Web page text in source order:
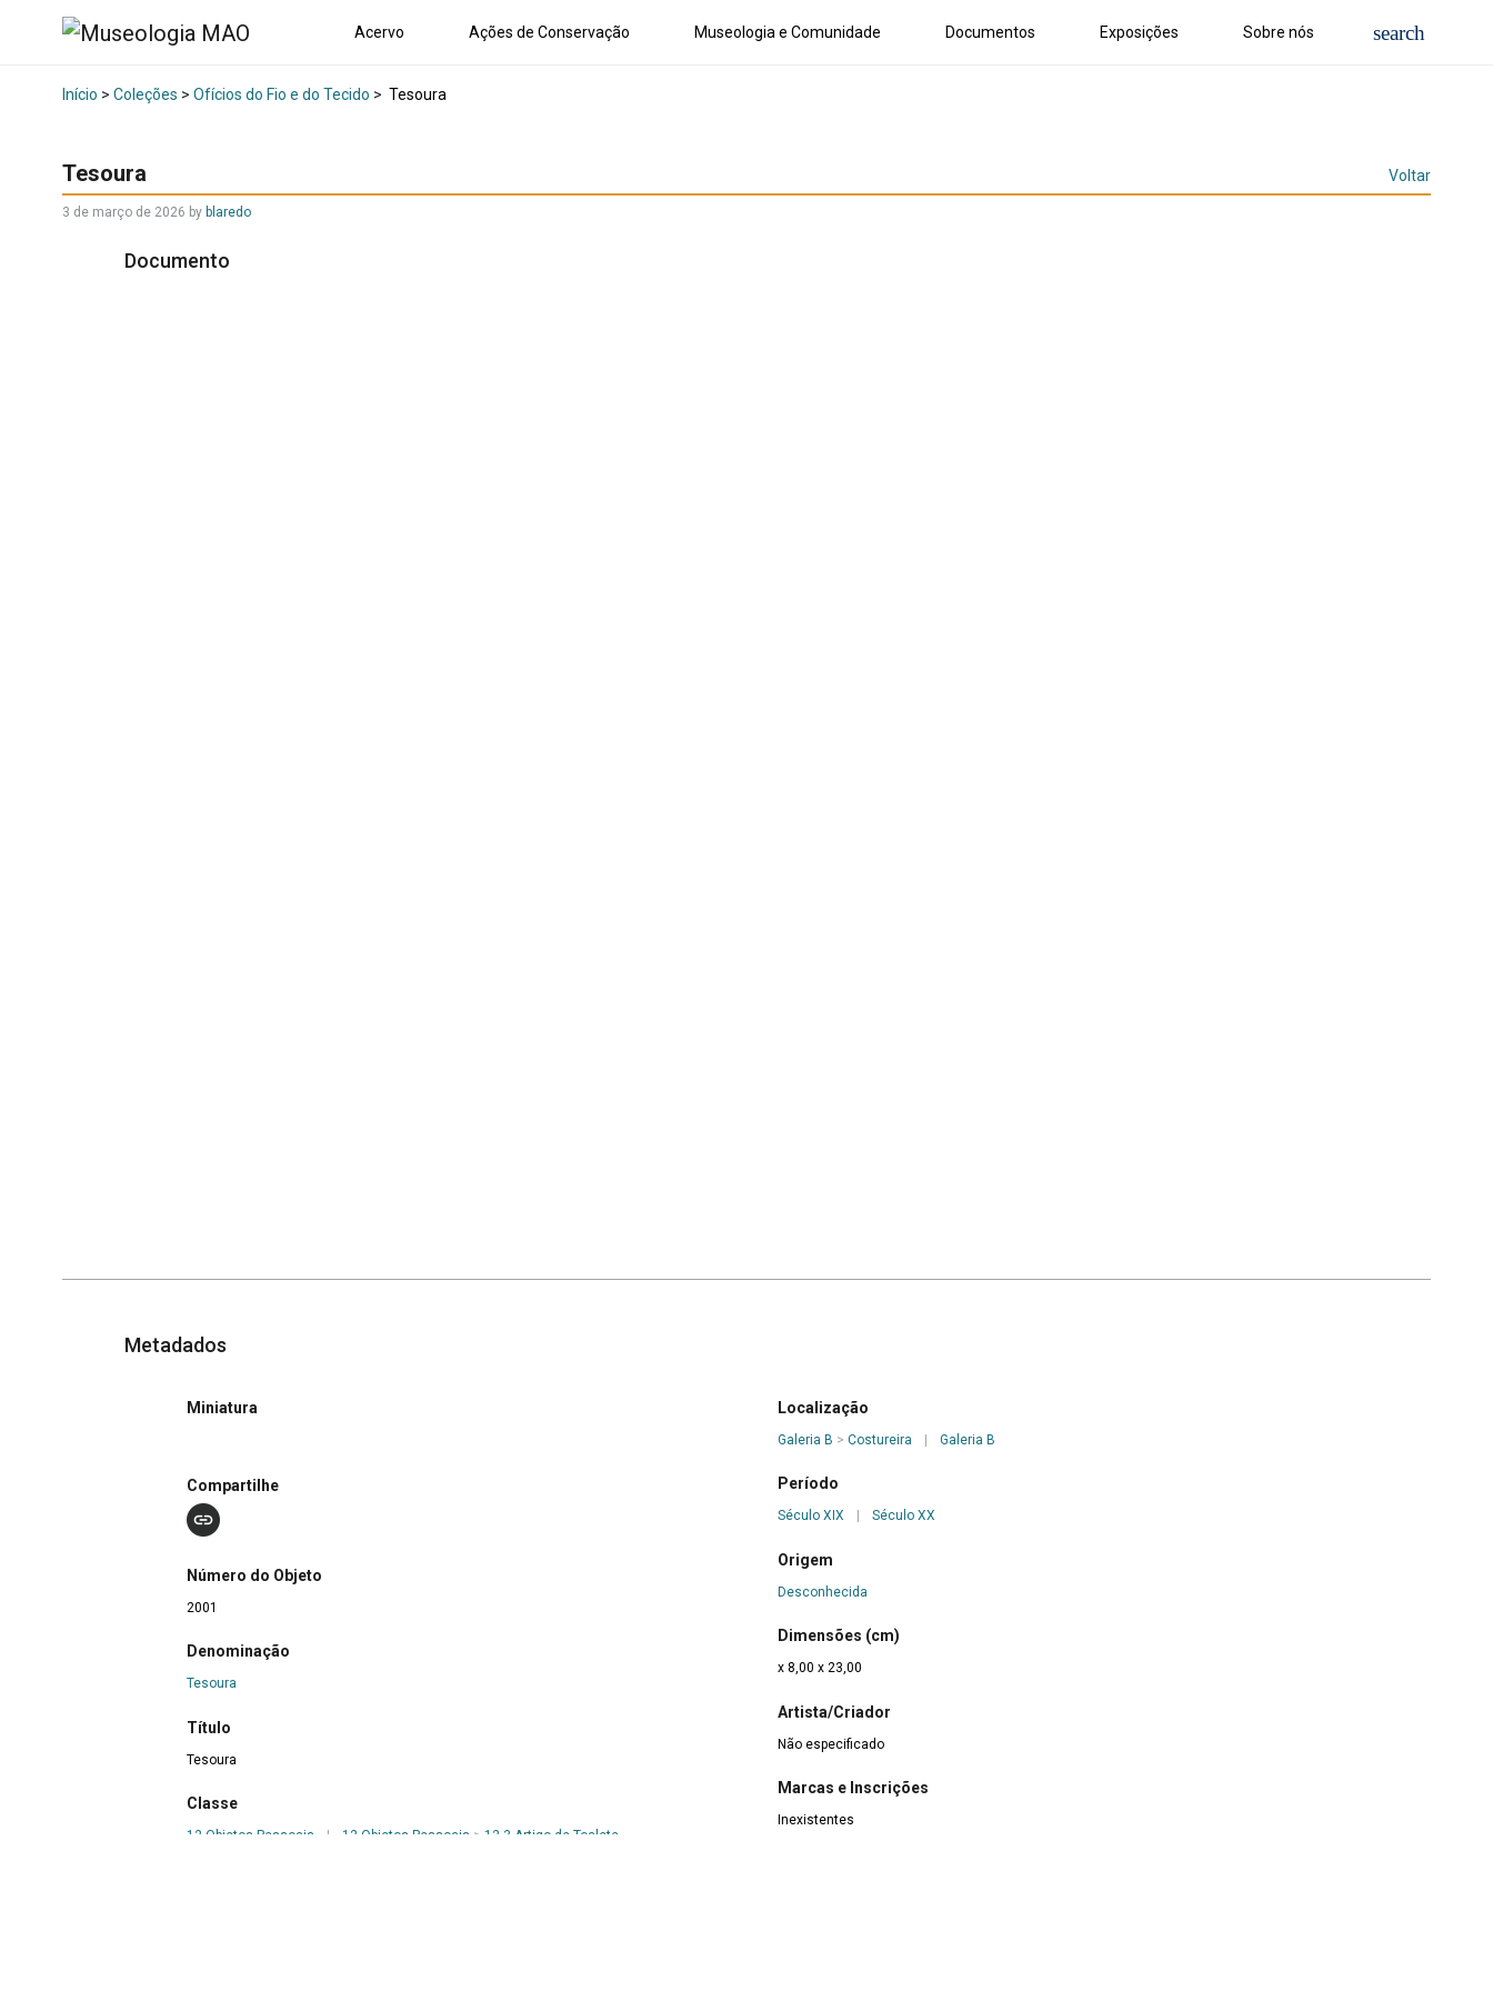
Acervo Ações de Conservação Museologia e Comunidade Documentos Exposições Sobre nós
Início > Coleções > Ofícios do Fio e do Tecido > Tesoura
Tesoura Voltar
3 de março de 2026 by blaredo
Documento
Metadados
Miniatura
Compartilhe
Número do Objeto
2001
Denominação
Tesoura
Título
Tesoura
Classe
12 Objetos Pessoais | 12 Objetos Pessoais > 12.3 Artigo de Toalete
Localização
Galeria B > Costureira Galeria B
Período
Século XIX Século XX
Origem
Desconhecida
Dimensões (cm)
x 8,00 x 23,00
Artista/Criador
Não especificado
Marcas e Inscrições
Inexistentes